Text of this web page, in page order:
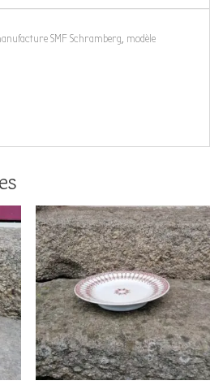
SMF Schramberg, modèle